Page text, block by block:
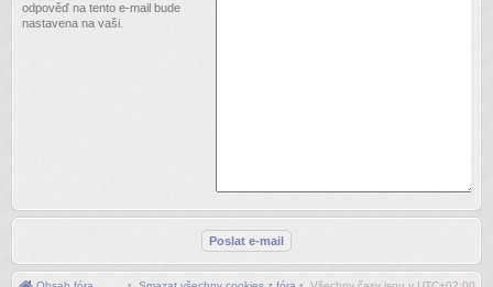
odpověď na tento e-mail bude
nastavena na vaši.